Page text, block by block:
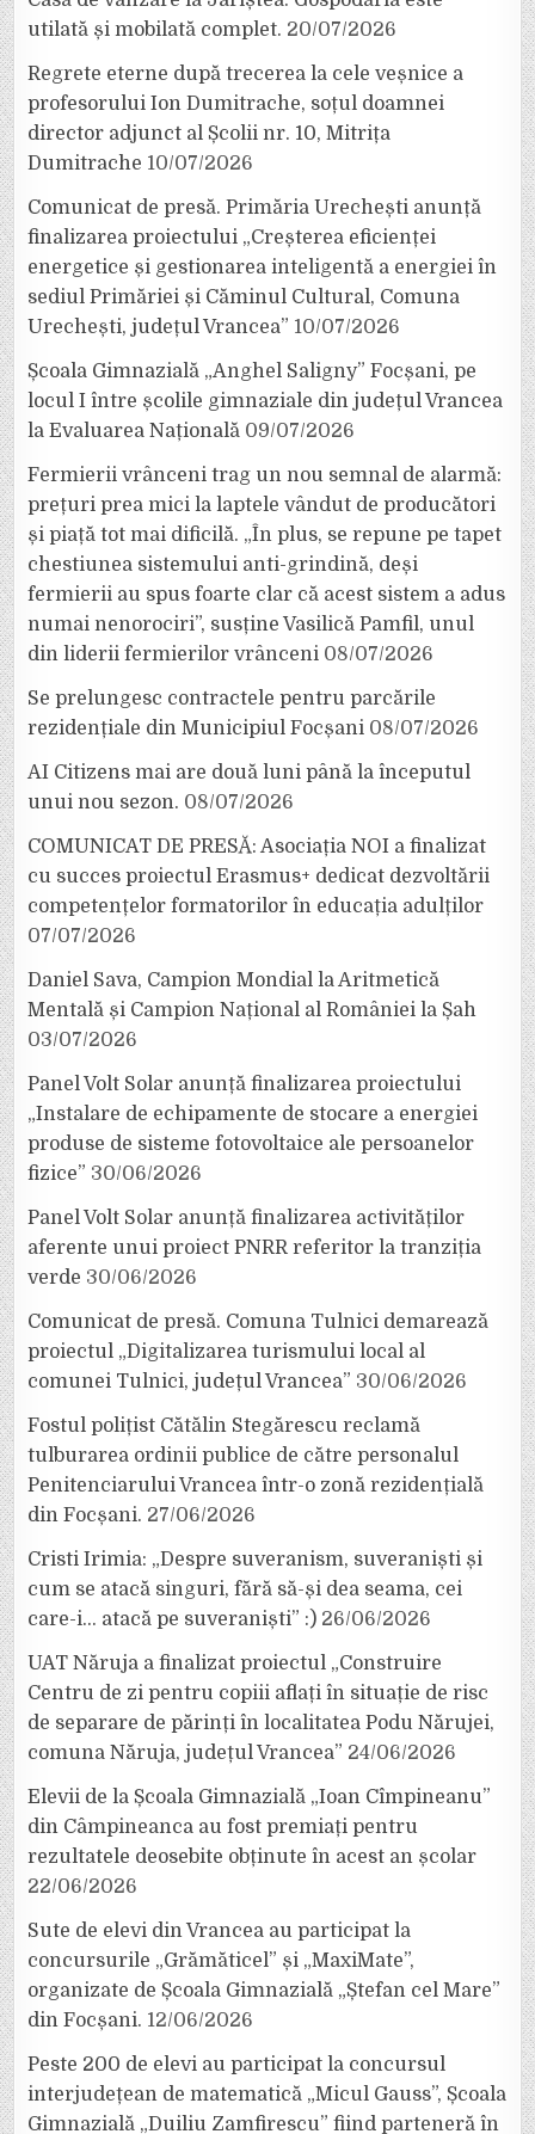
utilată și mobilată complet. 20/07/2026
Regrete eterne după trecerea la cele veșnice a
profesorului Ion Dumitrache, soțul doamnei
director adjunct al Școlii nr. 10, Mitrița
Dumitrache 10/07/2026
Comunicat de presă. Primăria Urechești anunță
finalizarea proiectului „Creșterea eficienței
energetice și gestionarea inteligentă a energiei în
sediul Primăriei și Căminul Cultural, Comuna
Urechești, județul Vrancea” 10/07/2026
Școala Gimnazială „Anghel Saligny” Focșani, pe
locul I între școlile gimnaziale din județul Vrancea
la Evaluarea Națională 09/07/2026
Fermierii vrânceni trag un nou semnal de alarmă:
prețuri prea mici la laptele vândut de producători
și piață tot mai dificilă. „În plus, se repune pe tapet
chestiunea sistemului anti-grindină, deși
fermierii au spus foarte clar că acest sistem a adus
numai nenorociri”, susține Vasilică Pamfil, unul
din liderii fermierilor vrânceni 08/07/2026
Se prelungesc contractele pentru parcările
rezidențiale din Municipiul Focșani 08/07/2026
AI Citizens mai are două luni până la începutul
unui nou sezon. 08/07/2026
COMUNICAT DE PRESĂ: Asociația NOI a finalizat
cu succes proiectul Erasmus+ dedicat dezvoltării
competențelor formatorilor în educația adulților
07/07/2026
Daniel Sava, Campion Mondial la Aritmetică
Mentală și Campion Național al României la Șah
03/07/2026
Panel Volt Solar anunță finalizarea proiectului
„Instalare de echipamente de stocare a energiei
produse de sisteme fotovoltaice ale persoanelor
fizice” 30/06/2026
Panel Volt Solar anunță finalizarea activităților
aferente unui proiect PNRR referitor la tranziția
verde 30/06/2026
Comunicat de presă. Comuna Tulnici demarează
proiectul „Digitalizarea turismului local al
comunei Tulnici, județul Vrancea” 30/06/2026
Fostul polițist Cătălin Stegărescu reclamă
tulburarea ordinii publice de către personalul
Penitenciarului Vrancea într-o zonă rezidențială
din Focșani. 27/06/2026
Cristi Irimia: „Despre suveranism, suveraniști și
cum se atacă singuri, fără să-și dea seama, cei
care-i… atacă pe suveraniști” :) 26/06/2026
UAT Năruja a finalizat proiectul „Construire
Centru de zi pentru copiii aflați în situație de risc
de separare de părinți în localitatea Podu Nărujei,
comuna Năruja, județul Vrancea” 24/06/2026
Elevii de la Școala Gimnazială „Ioan Cîmpineanu”
din Câmpineanca au fost premiați pentru
rezultatele deosebite obținute în acest an școlar
22/06/2026
Sute de elevi din Vrancea au participat la
concursurile „Grămăticel” și „MaxiMate”,
organizate de Școala Gimnazială „Ștefan cel Mare”
din Focșani. 12/06/2026
Peste 200 de elevi au participat la concursul
interjudețean de matematică „Micul Gauss”, Școala
Gimnazială „Duiliu Zamfirescu” fiind parteneră în